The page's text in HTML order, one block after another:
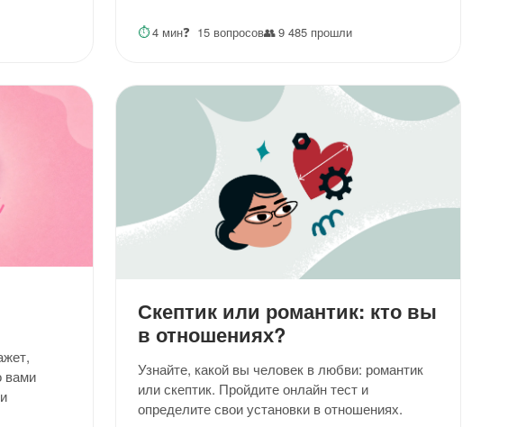
⏱4 мин❓ 15 вопросов👥9 485 прошли
вами
Скептик или романтик: кто вы
в отношениях?
Узнайте, какой вы человек в любви: романтик
или скептик. Пройдите онлайн тест и
определите свои установки в отношениях.